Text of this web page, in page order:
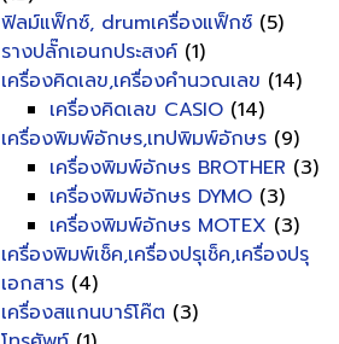
ฟิลม์แฟ็กซ์, drumเครื่องแฟ็กซ์ (5)
รางปลั๊กเอนกประสงค์ (1)
เครื่องคิดเลข,เครื่องคำนวณเลข (14)
เครื่องคิดเลข CASIO (14)
เครื่องพิมพ์อักษร,เทปพิมพ์อักษร (9)
เครื่องพิมพ์อักษร BROTHER (3)
เครื่องพิมพ์อักษร DYMO (3)
เครื่องพิมพ์อักษร MOTEX (3)
เครื่องพิมพ์เช็ค,เครื่องปรุเช็ค,เครื่องปรุ
เอกสาร (4)
เครื่องสแกนบาร์โค๊ต (3)